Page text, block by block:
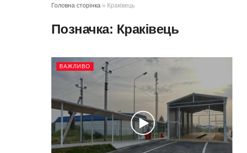
Головна сторінка » Краківець
Позначка: Краківець
ВАЖЛИВО